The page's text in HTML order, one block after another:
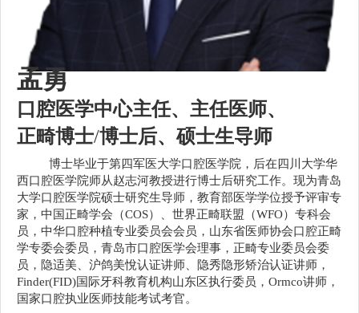
孟勇
口腔医学中心主任、主任医师、
正畸博士/博士后、硕士生导师
博士毕业于第四军医大学口腔医学院，后在四川大学华
西口腔医学院师从赵志河教授进行博士后研究工作。现为青岛
大学口腔医学院硕士研究生导师，教育部医学学位授予评审专
家，中国正畸学会（COS）、世界正畸联盟（WFO）专科会
员，中华口腔种植专业委员会会员，山东省医师协会口腔正畸
学专委会委员，青岛市口腔医学会理事，正畸专业委员会委
员，隐适美、沪鸽美悅认证讲师、隐秀隐形矫治认证讲师，
Finder(FID)国际牙科教育机构山东区执行委员，Ormco讲师，
国家口腔执业医师技能考试考官。